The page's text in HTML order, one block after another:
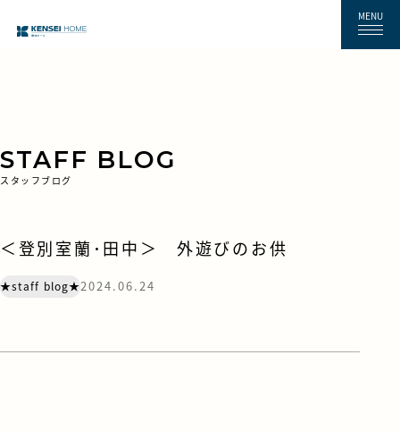
MENU
STAFF BLOG
スタッフブログ
＜登別室蘭･田中＞ 外遊びのお供
★staff blog★2024.06.24